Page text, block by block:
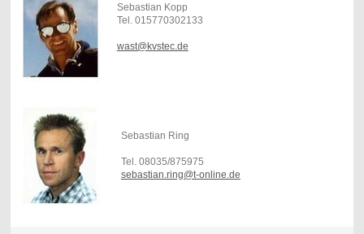
Sebastian Kopp
Tel. 015770302133
wast@kvstec.de
Sebastian Ring
Tel. 08035/875975
sebastian.ring@t-online.de